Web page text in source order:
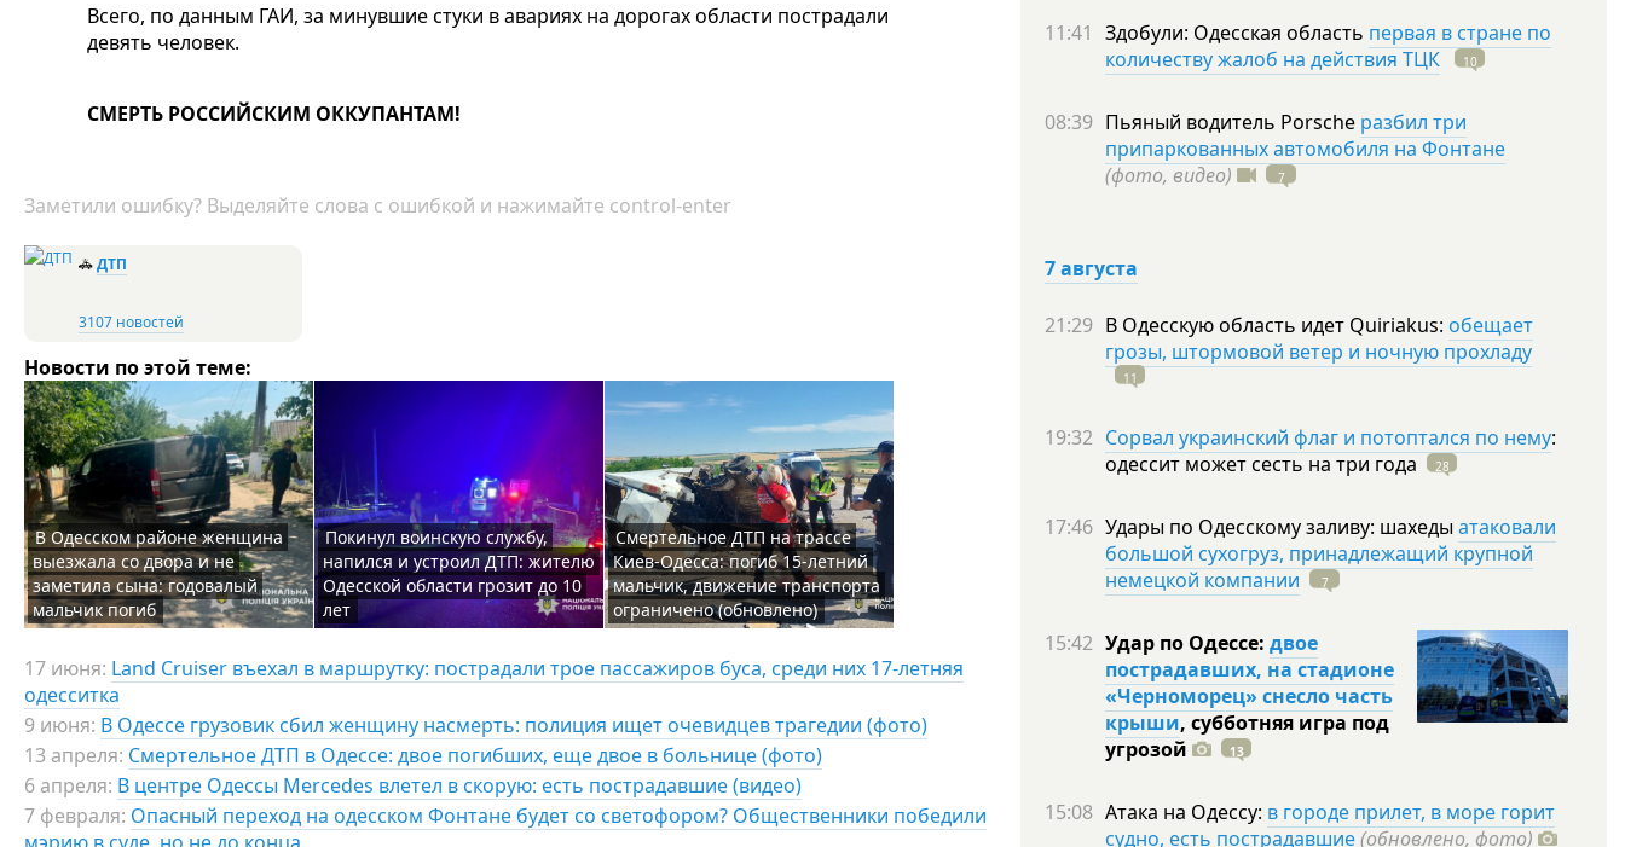
Всего, по данным ГАИ, за минувшие стуки в авариях на дорогах области пострадали
девять человек.
СМЕРТЬ РОССИЙСКИМ ОККУПАНТАМ!
Заметили ошибку? Выделяйте слова с ошибкой и нажимайте control-enter
🚓ДТП
3107 новостей
Новости по этой теме:
В Одесском районе женщина
выезжала со двора и не
заметила сына: годовалый
мальчик погиб
Покинул воинскую службу,
напился и устроил ДТП: жителю
Одесской области грозит до 10
лет
Смертельное ДТП на трассе
Киев-Одесса: погиб 15-летний
мальчик, движение транспорта
ограничено (обновлено)
17 июня: Land Cruiser въехал в маршрутку: пострадали трое пассажиров буса, среди них 17-летняя
одесситка
9 июня: В Одессе грузовик сбил женщину насмерть: полиция ищет очевидцев трагедии (фото)
13 апреля: Смертельное ДТП в Одессе: двое погибших, еще двое в больнице (фото)
6 апреля: В центре Одессы Mercedes влетел в скорую: есть пострадавшие (видео)
7 февраля: Опасный переход на одесском Фонтане будет со светофором? Общественники победили
11:41 Здобули: Одесская область первая в стране по
количеству жалоб на действия ТЦК
10
08:39 Пьяный водитель Porsche разбил три
припаркованных автомобиля на Фонтане
(фото, видео)
7
7 августа
21:29 В Одесскую область идет Quiriakus: обещает
грозы, штормовой ветер и ночную прохладу
11
19:32 Сорвал украинский флаг и потоптался по нему:
одессит может сесть на три года 28
17:46 Удары по Одесскому заливу: шахеды атаковали
большой сухогруз, принадлежащий крупной
немецкой компании
7
15:42 Удар по Одессе: двое
пострадавших, на стадионе
«Черноморец» снесло часть
крыши, субботняя игра под
угрозой
13
15:08 Атака на Одессу: в городе прилет, в море горит
судно, есть пострадавшие(обновлено, фото)